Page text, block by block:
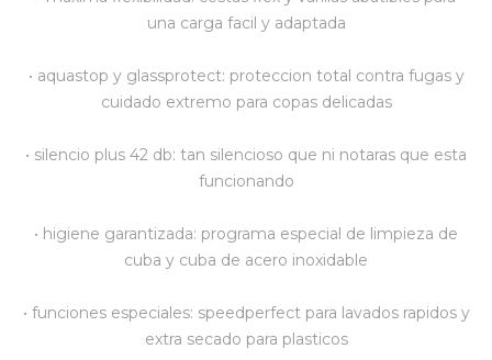
una carga facil y adaptada
• aquastop y glassprotect: proteccion total contra fugas y
cuidado extremo para copas delicadas
• silencio plus 42 db: tan silencioso que ni notaras que esta
funcionando
• higiene garantizada: programa especial de limpieza de
cuba y cuba de acero inoxidable
• funciones especiales: speedperfect para lavados rapidos y
extra secado para plasticos